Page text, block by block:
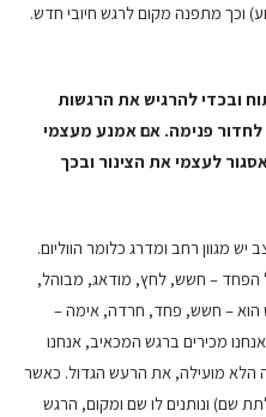
וכך מתפנה מקום לרגש חיובי חדש.
ובכדי להרגיש את הרגשות
לחדור פנימה. אם אמנע מעצמי
לעצמי את הצינור ובכך
מגוון רחב ומדרג כלומר הווליום.
– חשש, לחץ, מודאג, מבוהל,
הוא – חשש, פחד, חרדה, אימה –
מכירים ברגש המכאיב, אנחנו
מועילה, את הרעש הגדול. כאשר
שם) ונותנים לו שם ומקום, הרגש